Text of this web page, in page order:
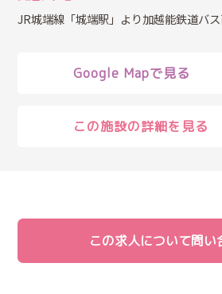
JR城端線「城端駅」より加越能鉄道バ
Google Mapで見る
この施設の詳細を見る
この求人について問い